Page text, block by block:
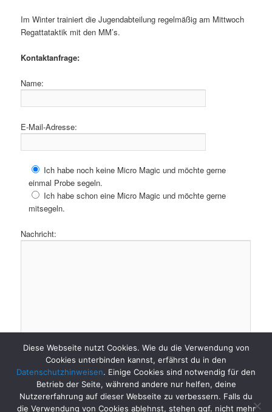
Im Winter trainiert die Jugendabteilung regelmäßig am Mittwoch
Regattataktik mit den MM’s.
Kontaktanfrage:
Name:
E-Mail-Adresse:
Ich habe noch keine Micro Magic und möchte gerne
einmal Probe segeln.
Ich habe schon eine Micro Magic und möchte gerne
mitsegeln.
Nachricht:
Diese Webseite nutzt Cookies. Wie du die Verwendung von
Cookies unterbinden kannst, erfährst du in den
Datenschutzhinweisen. Einige Cookies sind notwendig für den
Betrieb der Seite, während andere nur helfen, deine
Nutzererfahrung auf dieser Webseite zu verbessern. Falls du
die Verwendung von Cookies ablehnst, stehen ggf. nicht mehr